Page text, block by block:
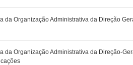
da Organização Administrativa da Direção
da Organização Administrativa da Direção-